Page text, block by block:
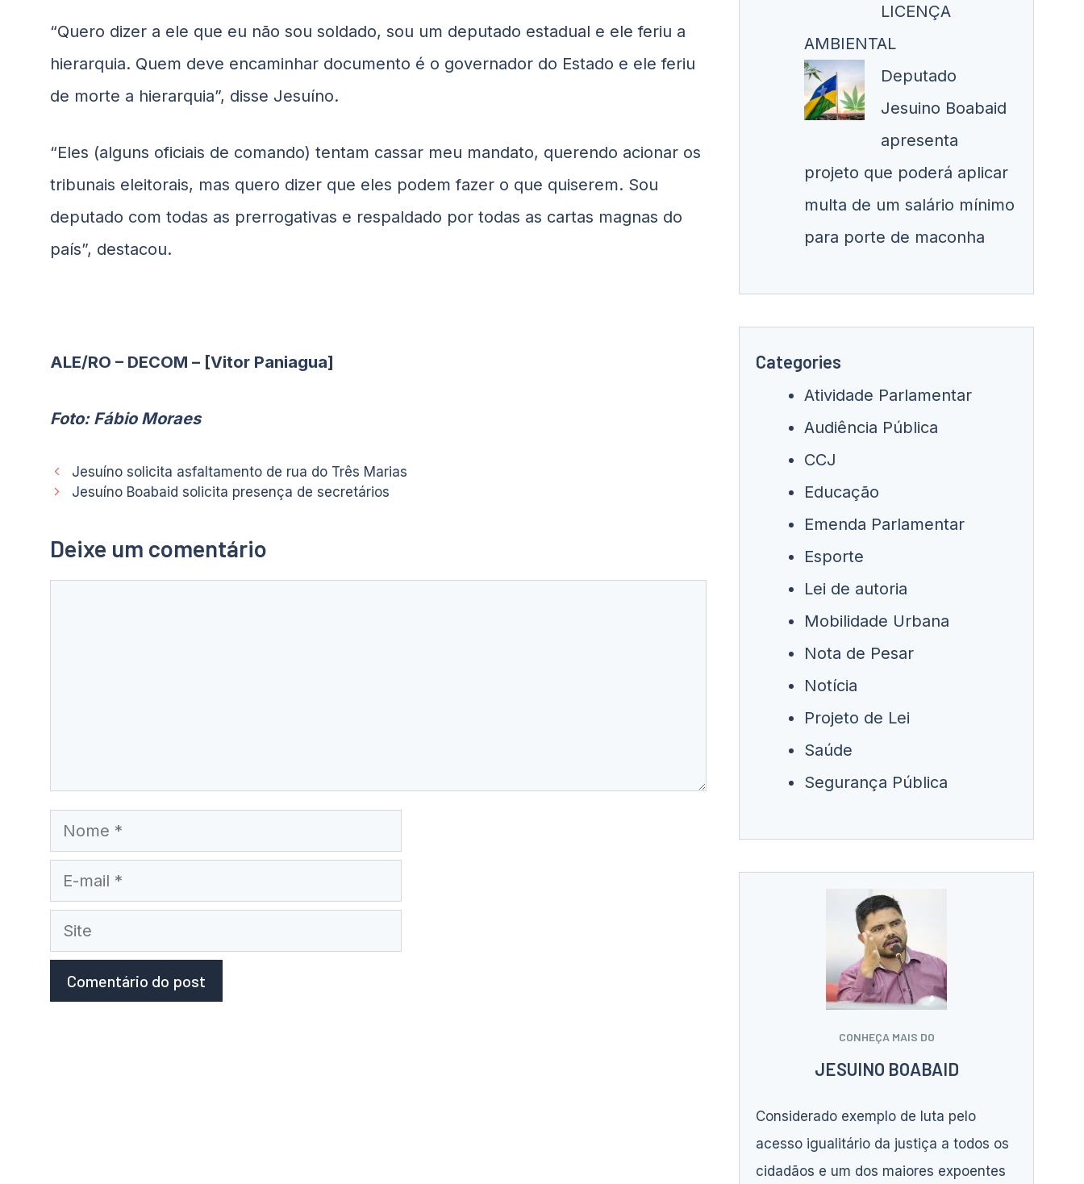
“Quero dizer a ele que eu não sou soldado, sou um deputado estadual e ele feriu a
hierarquia. Quem deve encaminhar documento é o governador do Estado e ele feriu
de morte a hierarquia”, disse Jesuíno.
“Eles (alguns oficiais de comando) tentam cassar meu mandato, querendo acionar os
tribunais eleitorais, mas quero dizer que eles podem fazer o que quiserem. Sou
deputado com todas as prerrogativas e respaldado por todas as cartas magnas do
país”, destacou.
ALE/RO – DECOM – [Vitor Paniagua]
Foto: Fábio Moraes
Jesuíno solicita asfaltamento de rua do Três Marias
Jesuíno Boabaid solicita presença de secretários
Deixe um comentário
Nome
E-
mail
Site
LICENÇA
AMBIENTAL
Deputado
Jesuino Boabaid
apresenta
projeto que poderá aplicar
multa de um salário mínimo
para porte de maconha
Categories
Atividade Parlamentar
Audiência Pública
CCJ
Educação
Emenda Parlamentar
Esporte
Lei de autoria
Mobilidade Urbana
Nota de Pesar
Notícia
Projeto de Lei
Saúde
Segurança Pública
CONHEÇA MAIS DO
JESUINO BOABAID
Considerado exemplo de luta pelo
acesso igualitário da justiça a todos os
cidadãos e um dos maiores expoentes